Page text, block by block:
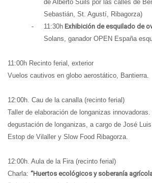
de Alberto Suils por las calles de
Sebastián, St. Agustí, Ribagorza)
-
11:30h Exhibición de esquilado de
Solans, ganador OPEN España
11:00h Recinto ferial, exterior
Vuelos cautivos en globo aerostático , Bantierra.
12:00h. Cau de la canalla (recinto ferial)
Taller de elaboración de longanizas innovadoras.
degustación de longanizas, a cargo de José
Estop de Vilaller y Slow Food Ribagorza.
12:00h. Aula de la Fira (recinto ferial)
Charla: “Huertos ecológicos y soberanía